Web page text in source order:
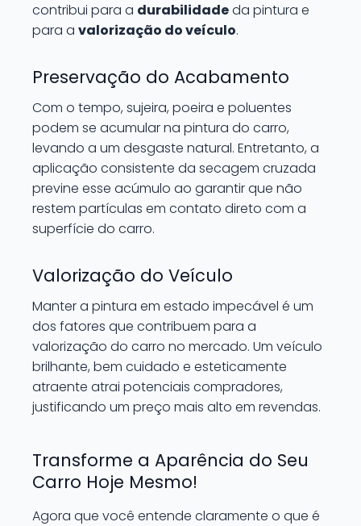
contribui para a durabilidadeda pintura e
para a valorização do veículo.
Preservação do Acabamento
Com o tempo, sujeira, poeira e poluentes
podem se acumular na pintura do carro,
levando a um desgaste natural. Entretanto, a
aplicação consistente da secagem cruzada
previne esse acúmulo ao garantir que não
restem partículas em contato direto com a
superfície do carro.
Valorização do Veículo
Manter a pintura em estado impecável é um
dos fatores que contribuem para a
valorização do carro no mercado. Um veículo
brilhante, bem cuidado e esteticamente
atraente atrai potenciais compradores,
justificando um preço mais alto em revendas.
Transforme a Aparência do Seu
Carro Hoje Mesmo!
Agora que você entende claramente o que é